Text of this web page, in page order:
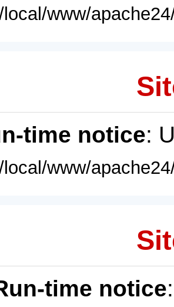
www/
time notice:
www/
time notice